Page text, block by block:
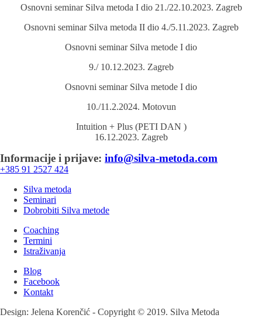
Osnovni seminar Silva metoda I dio 21./22.10.2023. Zagreb
Osnovni seminar Silva metoda II dio 4./5.11.2023. Zagreb
Osnovni seminar Silva metode I dio
9./ 10.12.2023. Zagreb
Osnovni seminar Silva metode I dio
10./11.2.2024. Motovun
Intuition + Plus (PETI DAN )
16.12.2023. Zagreb
Informacije i prijave: info@silva-metoda.com
+385 91 2527 424
Silva metoda
Seminari
Dobrobiti Silva metode
Coaching
Termini
Istraživanja
Blog
Facebook
Kontakt
Design: Jelena Korenčić - Copyright © 2019. Silva Metoda